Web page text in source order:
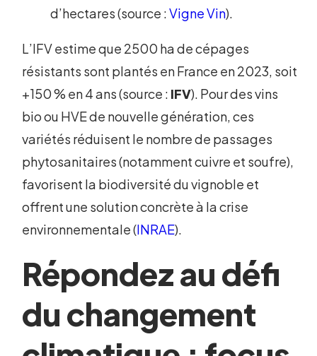
d’hectares (source :Vigne Vin).
L’IFV estime que 2500 ha de cépages
résistants sont plantés en France en 2023, soit
+150 % en 4 ans (source : IFV). Pour des vins
bio ou HVE de nouvelle génération, ces
variétés réduisent le nombre de passages
phytosanitaires (notamment cuivre et soufre),
favorisent la biodiversité du vignoble et
offrent une solution concrète à la crise
environnementale (INRAE).
Répondez au défi
du changement